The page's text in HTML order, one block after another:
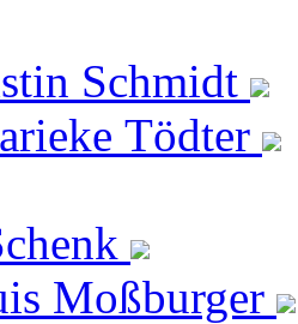
Schmidt
Tödter
Moßburger